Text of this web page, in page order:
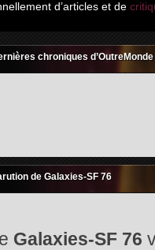
chroniques d’OutreMonde
de Galaxies-SF 76
Galaxies-SF 76
d’articles et de